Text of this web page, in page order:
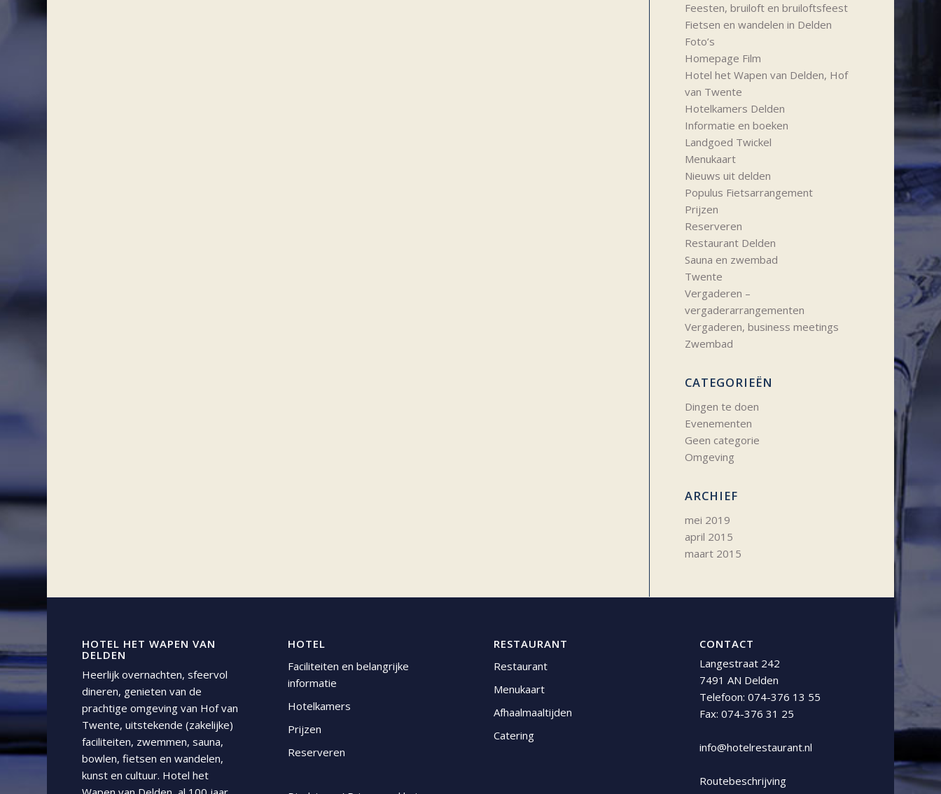
Feesten, bruiloft en bruiloftsfeest
Fietsen en wandelen in Delden
Foto’s
Homepage Film
Hotel het Wapen van Delden, Hof
van Twente
Hotelkamers Delden
Informatie en boeken
Landgoed Twickel
Menukaart
Nieuws uit delden
Populus Fietsarrangement
Prijzen
Reserveren
Restaurant Delden
Sauna en zwembad
Twente
Vergaderen –
vergaderarrangementen
Vergaderen, business meetings
Zwembad
CATEGORIEËN
Dingen te doen
Evenementen
Geen categorie
Omgeving
ARCHIEF
mei 2019
april 2015
maart 2015
HOTEL HET WAPEN VAN
DELDEN
Heerlijk overnachten, sfeervol
dineren, genieten van de
prachtige omgeving van Hof van
Twente, uitstekende (zakelijke)
faciliteiten, zwemmen, sauna,
bowlen, fietsen en wandelen,
kunst en cultuur. Hotel het
HOTEL
Faciliteiten en belangrijke
informatie
Hotelkamers
Prijzen
Reserveren
RESTAURANT
Restaurant
Menukaart
Afhaalmaaltijden
Catering
CONTACT
Langestraat 242
7491 AN Delden
Telefoon:074-376 13 55
Fax: 074-376 31 25
info@hotelrestaurant.nl
Routebeschrijving